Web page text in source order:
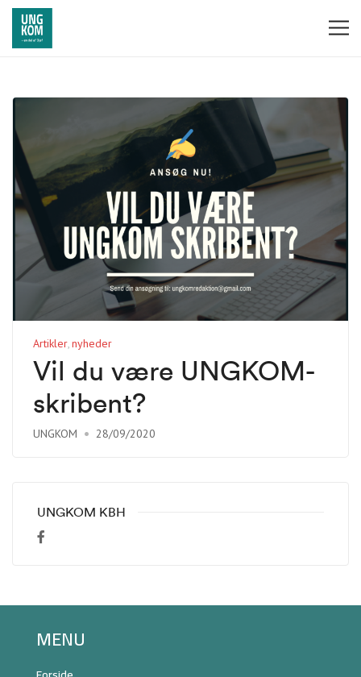
Artikler nyheder
Vil du være UNGKOM-
skribent?
UNGKOM 28/09/2020
UNGKOM KBH
MENU